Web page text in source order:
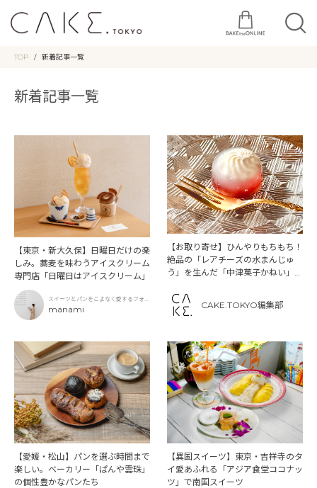
TOP 新着記事一覧
新着記事一覧
【東京・新大久保】日曜日だけの楽
しみ。蕎麦を味わうアイスクリーム
専門店「日曜日はアイスクリーム」
スイーツとパンをこよなく愛するフォト
グラファー
manami
【お取り寄せ】ひんやりもちもち！
絶品の「レアチーズの水まんじゅ
う」を生んだ「中津菓子かねい」の
CAKE.TOKYO編集部
【愛媛・松山】パンを選ぶ時間まで
楽しい。ベーカリー「ぱんや雲珠」
の個性豊かなパンたち
【異国スイーツ】東京・吉祥寺のタ
イ愛あふれる「アジア食堂ココナッ
ツ」で南国スイーツ